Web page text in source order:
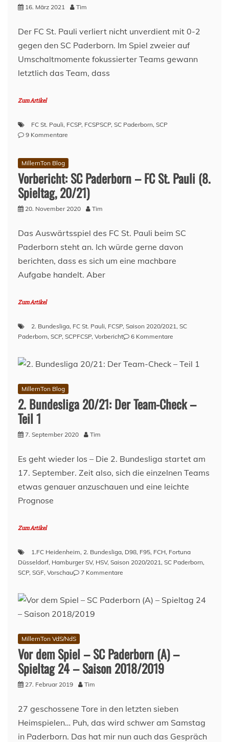
(A)
4
–
Saison
16. März 2021 Tim
Der FC St. Pauli verliert nicht unverdient mit 0-2
gegen den SC Paderborn. Im Spiel zweier auf
Umschaltmomente fokussierter Teams gewann
letztlich das Team, dass
Zum Artikel
FC St. Pauli, FCSP, FCSPSCP, SC Paderborn, SCP
9 Kommentare
SC
Paderborn
0:2
Spieglein…
MillernTon Blog
Vorbericht: SC Paderborn – FC St. Pauli (8.
Spieltag, 20/21)
20. November 2020 Tim
Das Auswärtsspiel des FC St. Pauli beim SC
Paderborn steht an. Ich würde gerne davon
berichten, dass es sich um eine machbare
Aufgabe handelt. Aber
Zum Artikel
2. Bundesliga, FC St. Pauli, FCSP, Saison 2020/2021, SC
Paderborn, SCP, SCPFCSP, Vorbericht 6 Kommentare
Paderborn
Pauli
MillernTon Blog
2. Bundesliga 20/21: Der Team-Check –
Teil 1
7. September 2020 Tim
Es geht wieder los – Die 2. Bundesliga startet am
17. September. Zeit also, sich die einzelnen Teams
etwas genauer anzuschauen und eine leichte
Prognose
Zum Artikel
1.FC Heidenheim, 2. Bundesliga, D98, F95, FCH, Fortuna
Düsseldorf, Hamburger SV, HSV, Saison 2020/2021, SC Paderborn,
SCP, SGF, Vorschau 7 Kommentare
20/21:
Teil
1
MillernTon VdS/NdS
Vor dem Spiel – SC Paderborn (A) –
Spieltag 24 – Saison 2018/2019
27. Februar 2019 Tim
27 geschossene Tore in den letzten sieben
Heimspielen… Puh, das wird schwer am Samstag
in Paderborn. Das hat mir nun auch das Gespräch